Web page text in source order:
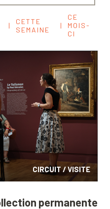
|
CETTE
SEMAINE
|
CE
MOIS-
CI
CIRCUIT / VISITE
permanente